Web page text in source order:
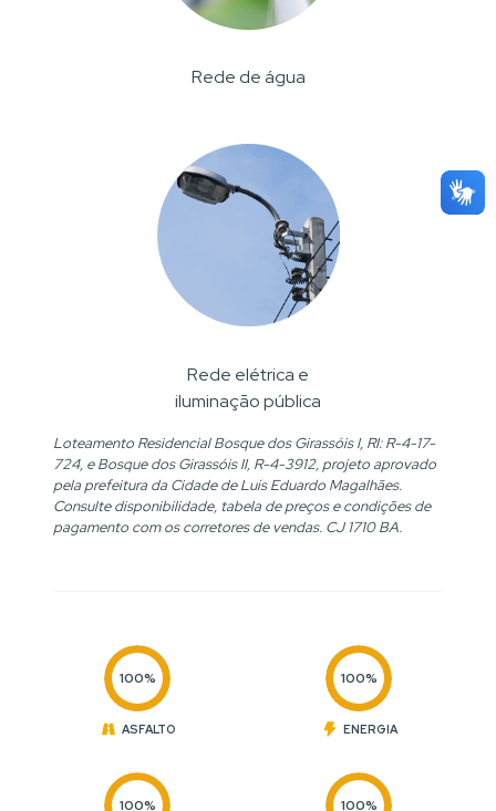
Rede de água
Rede elétrica e
iluminação pública
Loteamento Residencial Bosque dos Girassóis I, RI: R-4-17-
724, e Bosque dos Girassóis II, R-4-3912, projeto aprovado
pela prefeitura da Cidade de Luís Eduardo Magalhães.
Consulte disponibilidade, tabela de preços e condições de
pagamento com os corretores de vendas. CJ 1710 BA.
100%
ASFALTO
100%
ENERGIA
100% 100%